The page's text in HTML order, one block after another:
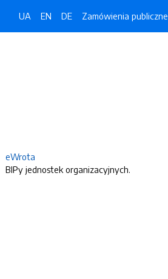
UA EN DE Zamówienia publiczne
eWrota
BIPy jednostek organizacyjnych.